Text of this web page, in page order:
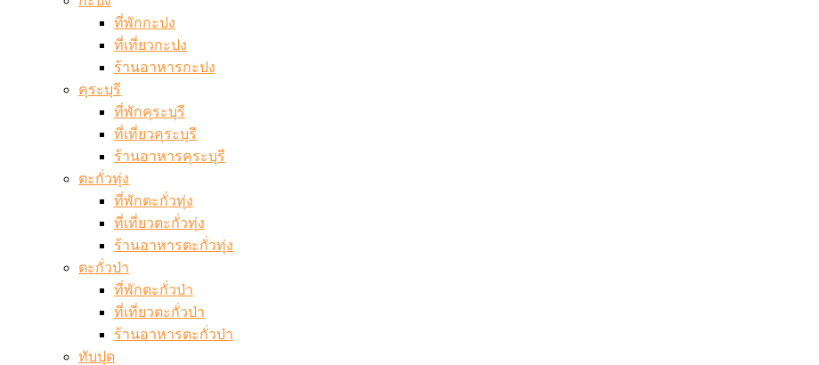
ที่พักกะปง
ที่เที่ยวกะปง
ร้านอาหารกะปง
คุระบุรี
ที่พักคุระบุรี
ที่เที่ยวคุระบุรี
ร้านอาหารคุระบุรี
ตะกั่วทุ่ง
ที่พักตะกั่วทุ่ง
ที่เที่ยวตะกั่วทุ่ง
ร้านอาหารตะกั่วทุ่ง
ตะกั่วป่า
ที่พักตะกั่วป่า
ที่เที่ยวตะกั่วป่า
ร้านอาหารตะกั่วป่า
ทับปุด